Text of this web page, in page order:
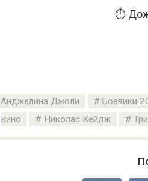
⏱️
Анджелина Джоли Боевики
кино
Николас Кейдж